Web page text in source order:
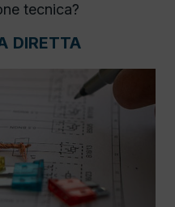
tecnica?
DIRETTA